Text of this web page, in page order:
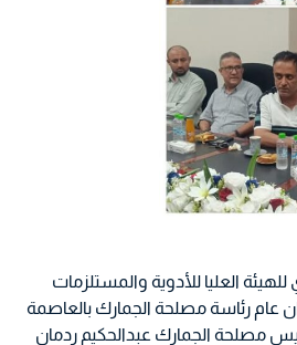
عام رئاسة مصلحة الجمارك بالعاصمة
مصلحة الجمارك عبدالحكيم ردمان